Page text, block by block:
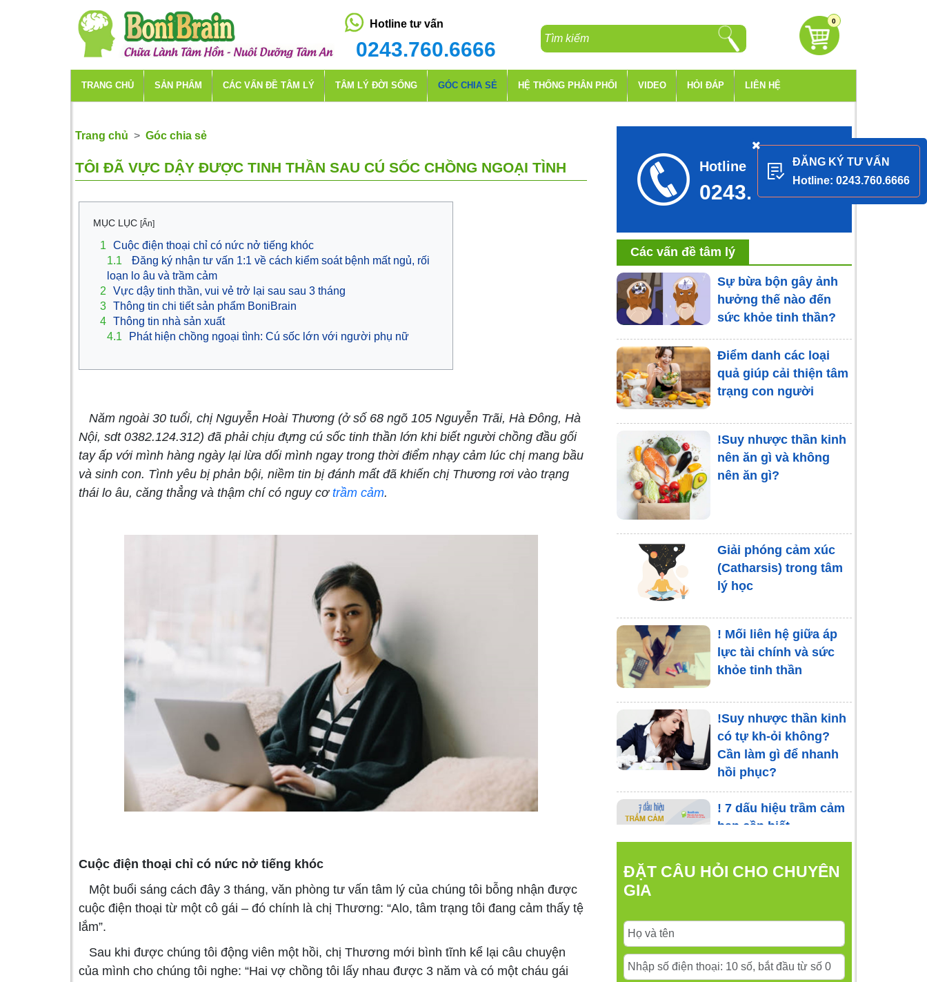
Hotline tư vấn
0243.760.6666
0
TRANG CHỦ SẢN PHẨM CÁC VẤN ĐỀ TÂM LÝ TÂM LÝ ĐỜI SỐNG GÓC CHIA SẺ HỆ THỐNG PHÂN PHỐI VIDEO HỎI ĐÁP LIÊN HỆ
Trang chủ Góc chia sẻ
TÔI ĐÃ VỰC DẬY ĐƯỢC TINH THẦN SAU CÚ SỐC CHỒNG NGOẠI TÌNH
MỤC LỤC [Ẩn]
1
Cuộc điện thoại chỉ có nức nở tiếng khóc
1.1
Đăng ký nhận tư vấn 1:1 về cách kiểm soát bệnh mất ngủ, rối
loạn lo âu và trầm cảm
2
Vực dậy tinh thần, vui vẻ trở lại sau sau 3 tháng
3 Thông tin chi tiết sản phẩm BoniBrain
4 Thông tin nhà sản xuất
4.1
Phát hiện chồng ngoại tình: Cú sốc lớn với người phụ nữ
Năm ngoài 30 tuổi, chị Nguyễn Hoài Thương (ở số 68 ngõ 105 Nguyễn Trãi, Hà Đông, Hà
Nội, sdt 0382.124.312) đã phải chịu đựng cú sốc tinh thần lớn khi biết người chồng đầu gối
tay ấp với mình hàng ngày lại lừa dối mình ngay trong thời điểm nhạy cảm lúc chị mang bầu
và sinh con. Tình yêu bị phản bội, niềm tin bị đánh mất đã khiến chị Thương rơi vào trạng
thái lo âu, căng thẳng và thậm chí có nguy cơ trầm cảm.
Cuộc điện thoại chỉ có nức nở tiếng khóc
Một buổi sáng cách đây 3 tháng, văn phòng tư vấn tâm lý của chúng tôi bỗng nhận được
cuộc điện thoại từ một cô gái – đó chính là chị Thương: “Alo, tâm trạng tôi đang cảm thấy tệ
lắm”.
Sau khi được chúng tôi động viên một hồi, chị Thương mới bình tĩnh kể lại câu chuyện
của mình cho chúng tôi nghe: “Hai vợ chồng tôi lấy nhau được 3 năm và có một cháu gái
Hotline tư vấn
0243.760.6666
Các vấn đề tâm lý
Sự bừa bộn gây ảnh
hưởng thế nào đến
sức khỏe tinh thần?
Điểm danh các loại
quả giúp cải thiện tâm
trạng con người
!Suy nhược thần kinh
nên ăn gì và không
nên ăn gì?
Giải phóng cảm xúc
(Catharsis) trong tâm
lý học
! Mối liên hệ giữa áp
lực tài chính và sức
khỏe tinh thần
!Suy nhược thần kinh
có tự kh-ỏi không?
Cần làm gì để nhanh
hồi phục?
! 7 dấu hiệu trầm cảm
bạn cần biết
Những lợi ích và tác
cực
ĐẶT CÂU HỎI CHO CHUYÊN
GIA
ĐĂNG KÝ TƯ VẤN
Hotline: 0243.760.6666